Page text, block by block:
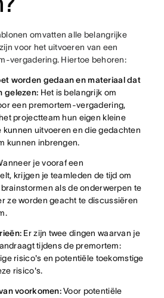
omvatten alle belangrijke
voor het uitvoeren van een
vergadering. Hiertoe behoren:
worden gedaan en materiaal dat
gelezen: Het is belangrijk om
een premortem-vergadering,
projectteam hun eigen kleine
uitvoeren en die gedachten
kunnen inbrengen.
je vooraf een
krijgen je teamleden de tijd om
als de onderwerpen te
ze worden geacht te discussiëren
Er zijn twee dingen waarvan je
tijdens de premortem:
risico's en potentiële toekomstige
risico's.
voorkomen:Voor potentiële